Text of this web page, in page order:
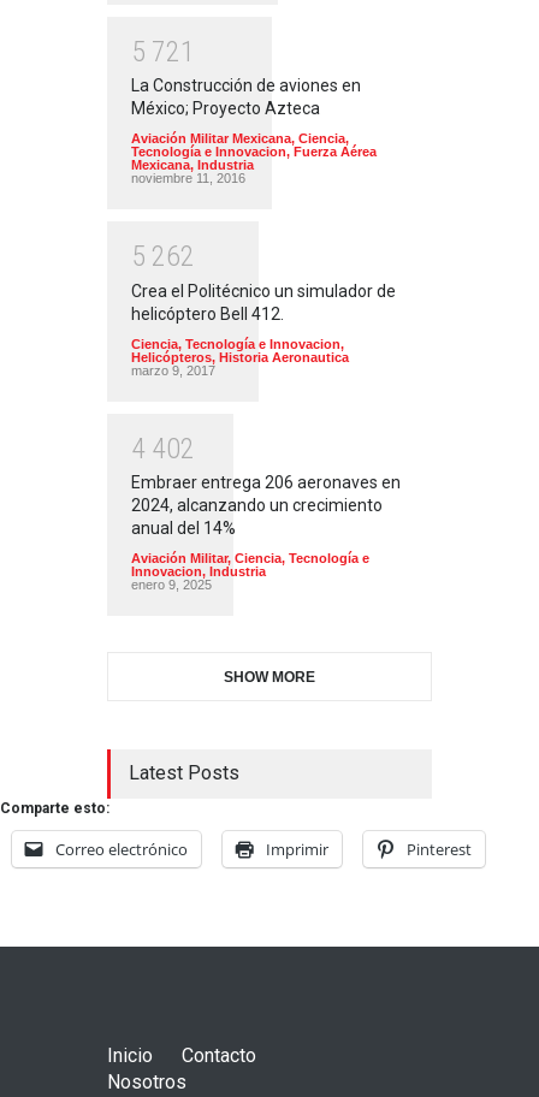
5 721
La Construcción de aviones en
México; Proyecto Azteca
Aviación Militar Mexicana, Ciencia,
Tecnología e Innovacion, Fuerza Aérea
Mexicana, Industria
noviembre 11, 2016
5 262
Crea el Politécnico un simulador de
helicóptero Bell 412.
Ciencia, Tecnología e Innovacion,
Helicópteros, Historia Aeronautica
marzo 9, 2017
4 402
Embraer entrega 206 aeronaves en
2024, alcanzando un crecimiento
anual del 14%
Aviación Militar, Ciencia, Tecnología e
Innovacion, Industria
enero 9, 2025
SHOW MORE
Latest Posts
Comparte esto:
Correo electrónico Imprimir Pinterest
Inicio
Contacto
Nosotros